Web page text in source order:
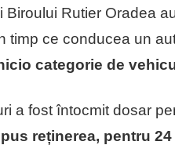
Biroului Rutier Oradea
timp ce conducea un
categorie de
a fost întocmit dosar
reținerea, pentru